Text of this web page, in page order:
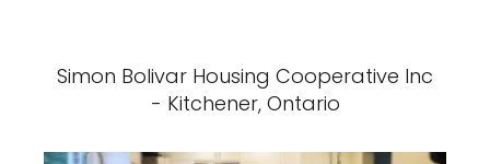
Simon Bolivar Housing Cooperative Inc
- Kitchener, Ontario